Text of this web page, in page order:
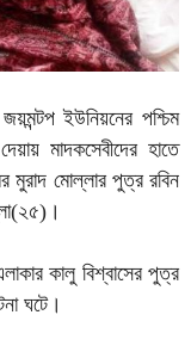
ইউনিয়নের পশ্চিম
মাদকসেবীদের হাতে
মোল্লার পুত্র রবিন
কালু বিশ্বাসের পুত্র
ঘটে।